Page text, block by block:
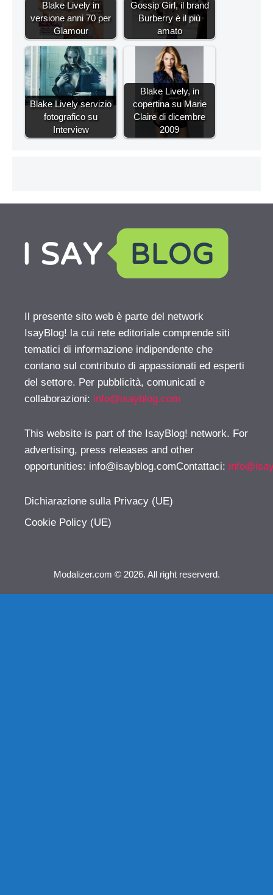
Blake Lively in
versione anni 70 per
Glamour
Gossip Girl, il brand
Burberry è il più
amato
Blake Lively servizio
fotografico su
Interview
Blake Lively, in
copertina su Marie
Claire di dicembre
2009
Il presente sito web è parte del network
IsayBlog! la cui rete editoriale comprende siti
tematici di informazione indipendente che
contano sul contributo di appassionati ed esperti
del settore. Per pubblicità, comunicati e
collaborazioni: info@isayblog.com
This website is part of the IsayBlog! network. For
advertising, press releases and other
opportunities: info@isayblog.comContattaci:
Dichiarazione sulla Privacy (UE)
Cookie Policy (UE)
Modalizer.com © 2026. All right reserverd.